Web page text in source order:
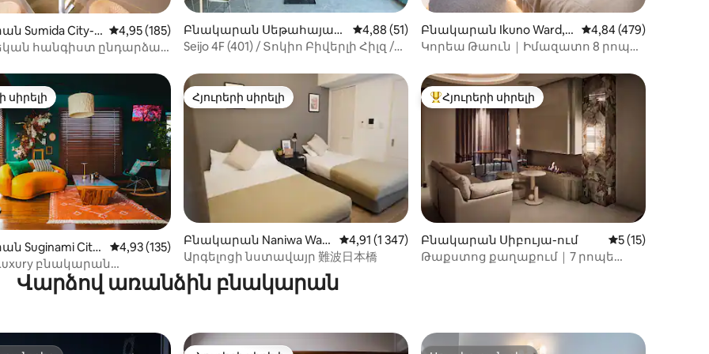
՝ կարող եք այն
որպես հիմք ՝ Մաունթ
տեսարժան
ձեզ հետ ։
4,95, 159 կարծիք
Sumida City-ո Միջին վարկանիշը՝ 5-ից 4,95, 185 կարծիք
4,95 (185)
հանգիստ ընդարձակ
Բնակարան Սեթահայա-ո
ւմ
Միջին վարկանիշը՝ 5-ից 4,88, 51 կարծիք
4,88 (51)
Seijo 4F (401) / Տոկիո Բիվերլի Հիլզ /
Շինջուկու / Celebrity / Գեղեցիկ
տեսարան / Արեւ / ART
Բնակարան Ikuno Ward,
Osaka-ում
Միջին վարկանիշը՝
4,84 (479)
Կորեա Թաուն｜Իմազատո 8 րոպե
4,89, 1 144 կարծիք
սիրելի
սիրելի
Suginami City-
Միջին վարկանիշը՝ 5-ից 4,93, 135 կարծիք
4,93 (135)
բնակարան
մոտ
Հյուրերի սիրելի
Հյուրերի սիրելի
Բնակարան Naniwa War
d, Osaka-ում
Միջին վարկանիշը՝ 5-ից 4,91, 1 347 կարծիք
4,91 (1 347)
Արգելոցի նստավայր 難波日本橋
Հյուրերի սիրելի լավագույն տները
Հյուրերի սիրելի
Բնակարան Սիբույա-ում Միջին
5 (15)
Թաքստոց քաղաքում｜7 րոպե
Վարձով առանձին բնակարան